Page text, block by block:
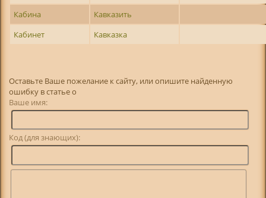
Кабина
Кавказить
Кабинет
Кавказка
Оставьте Ваше пожелание к сайту, или опишите найденную
ошибку в статье о
Ваше имя:
Код (для знающих):